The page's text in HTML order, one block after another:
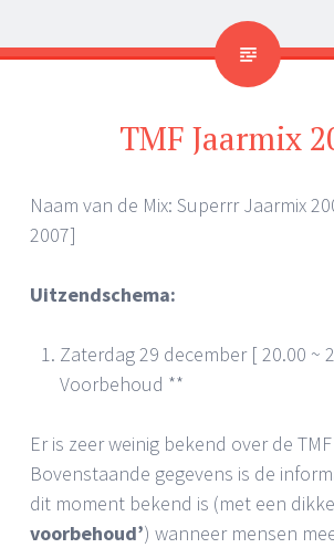
TMF Jaarmix
Naam van de Mix: Superrr Jaarmix
2007]
Uitzendschema:
Zaterdag 29 december [ 20.00 ~
Voorbehoud **
Er is zeer weinig bekend over de
Bovenstaande gegevens is de
dit moment bekend is (met een dikke
voorbehoud’) wanneer mensen